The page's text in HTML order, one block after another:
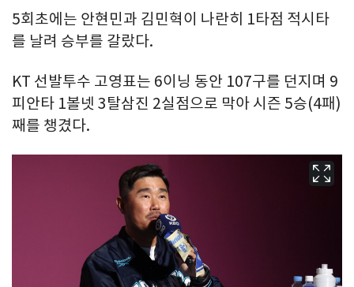
5회초에는 안현민과 김민혁이 나란히 1타점 적시타
를 날려 승부를 갈랐다.
KT 선발투수 고영표는 6이닝 동안 107구를 던지며 9
피안타 1볼넷 3탈삼진 2실점으로 막아 시즌 5승(4패)
째를 챙겼다.